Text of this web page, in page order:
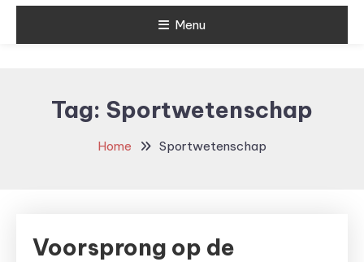
Menu
Tag: Sportwetenschap
Home Sportwetenschap
Voorsprong op de